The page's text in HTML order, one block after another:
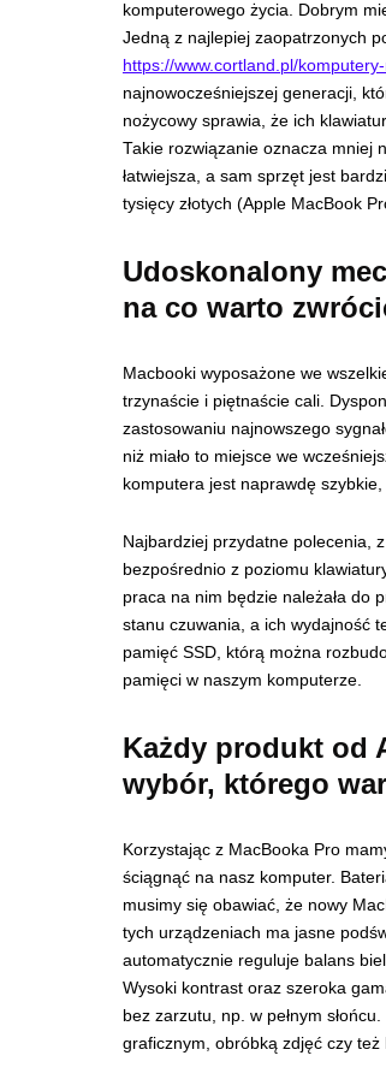
komputerowego życia. Dobrym
Jedną z najlepiej zaopatrzonych
https://www.cortland.pl/
najnowocześniejszej generacji,
nożycowy sprawia, że ich
Takie rozwiązanie oznacza mniej
łatwiejsza, a sam sprzęt jest
tysięcy złotych (Apple MacBook
Udoskonalony
na co warto
Macbooki wyposażone we
trzynaście i piętnaście cali.
zastosowaniu najnowszego
niż miało to miejsce we
komputera jest naprawdę
Najbardziej przydatne polecenia,
bezpośrednio z poziomu
praca na nim będzie należała do
stanu czuwania, a ich wydajność
pamięć SSD, którą można
pamięci w naszym komputerze.
Każdy produkt od
wybór, którego
Korzystając z MacBooka Pro
ściągnąć na nasz komputer.
musimy się obawiać, że nowy
tych urządzeniach ma jasne
automatycznie reguluje balans
Wysoki kontrast oraz szeroka
bez zarzutu, np. w pełnym
graficznym, obróbką zdjęć czy też